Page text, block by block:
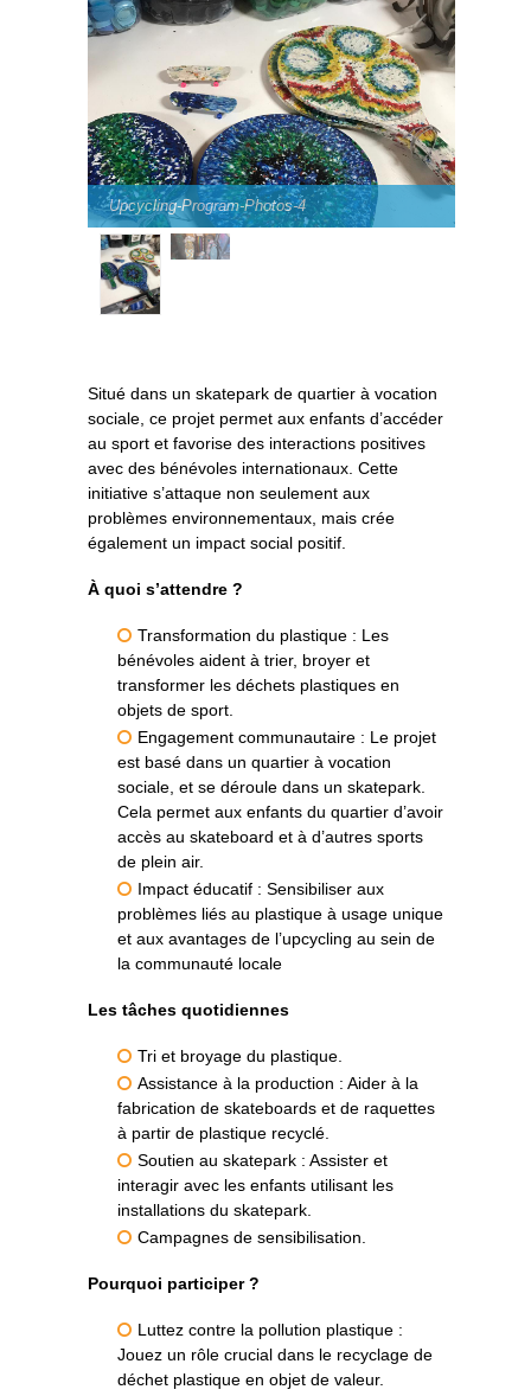
Upcycling-Program-Photos-4
Situé dans un skatepark de quartier à vocation
sociale, ce projet permet aux enfants d’accéder
au sport et favorise des interactions positives
avec des bénévoles internationaux. Cette
initiative s’attaque non seulement aux
problèmes environnementaux, mais crée
également un impact social positif.
À quoi s’attendre ?
Transformation du plastique : Les
bénévoles aident à trier, broyer et
transformer les déchets plastiques en
objets de sport.
Engagement communautaire : Le projet
est basé dans un quartier à vocation
sociale, et se déroule dans un skatepark.
Cela permet aux enfants du quartier d’avoir
accès au skateboard et à d’autres sports
de plein air.
Impact éducatif : Sensibiliser aux
problèmes liés au plastique à usage unique
et aux avantages de l’upcycling au sein de
la communauté locale
Les tâches quotidiennes
Tri et broyage du plastique.
Assistance à la production : Aider à la
fabrication de skateboards et de raquettes
à partir de plastique recyclé.
Soutien au skatepark : Assister et
interagir avec les enfants utilisant les
installations du skatepark.
Campagnes de sensibilisation.
Pourquoi participer ?
Luttez contre la pollution plastique :
Jouez un rôle crucial dans le recyclage de
déchet plastique en objet de valeur.